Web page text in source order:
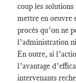
coup les
mettre en oeuvre
procès qu’on ne
l’administration
En outre, si
l’avantage
intervenants